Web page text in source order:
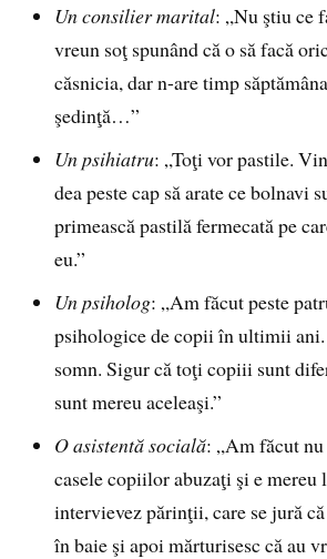
Un consilier marital: „Nu ştiu ce
vreun soţ spunând că o să facă
căsnicia, dar n-are timp
şedinţă…”
Un psihiatru: „Toţi vor pastile.
dea peste cap să arate ce bolnavi
primească pastilă fermecată pe
eu.”
Un psiholog: „Am făcut peste
psihologice de copii în ultimii
somn. Sigur că toţi copiii sunt
sunt mereu aceleaşi.”
O asistentă socială: „Am făcut
casele copiilor abuzaţi şi e mereu
intervievez părinţii, care se jură
în baie şi apoi mărturisesc că au